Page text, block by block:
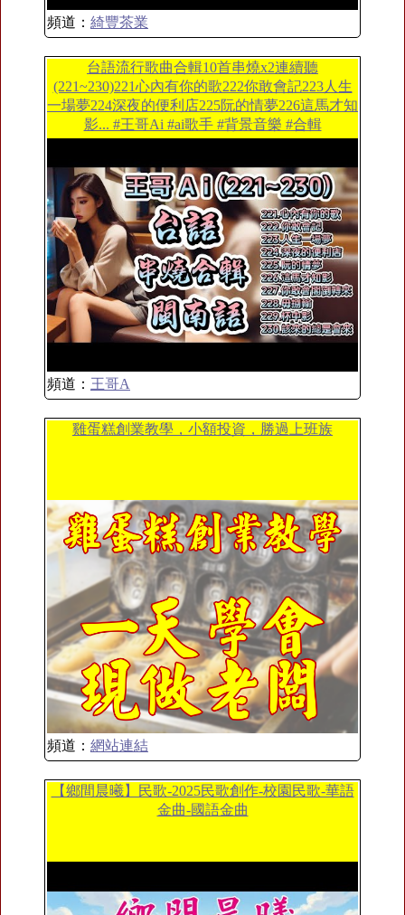
頻道： 綺豐茶業
台語流行歌曲合輯10首串燒x2連續聽
(221~230)221心內有你的歌222你敢會記223人生
一場夢224深夜的便利店225阮的情夢226這馬才知
影... #王哥Ai #ai歌手 #背景音樂 #合輯
頻道： 王哥A
雞蛋糕創業教學，小額投資，勝過上班族
頻道： 網站連結
【鄉間晨曦】民歌-2025民歌創作-校園民歌-華語
金曲-國語金曲